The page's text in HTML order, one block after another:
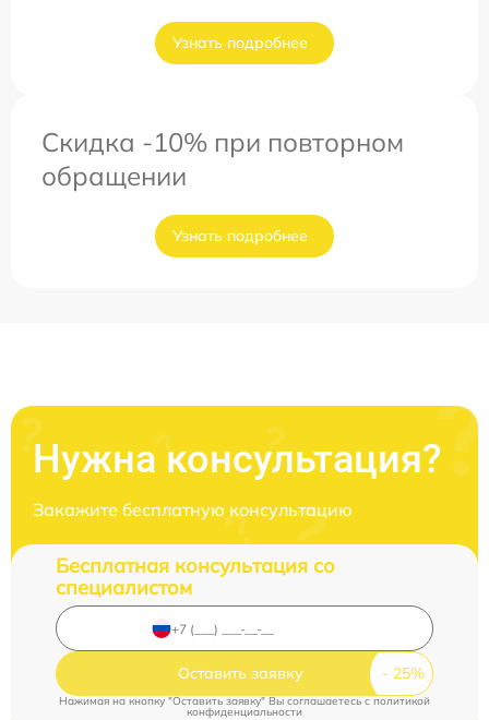
Узнать подробнее
Скидка -10% при повторном
обращении
Узнать подробнее
Нужна консультация?
Закажите бесплатную консультацию
Бесплатная консультация со
специалистом
Оставить заявку
Нажимая на кнопку "Оставить заявку" Вы соглашаетесь cполитикой
конфиденциальности